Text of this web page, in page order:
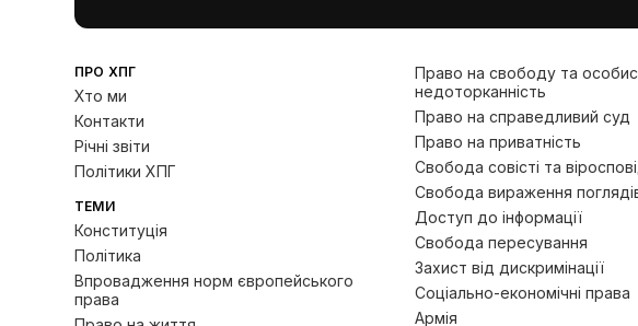
ПРО ХПГ
Хто ми
Контакти
Річні звіти
Політики ХПГ
ТЕМИ
Конституція
Політика
Впровадження норм європейського
права
Право на свободу та
недоторканність
Право на справедливий суд
Право на приватність
Свобода совісті та
Свобода вираження
Доступ до інформації
Свобода пересування
Захист від дискримінації
Соціально-економічні права
Армія